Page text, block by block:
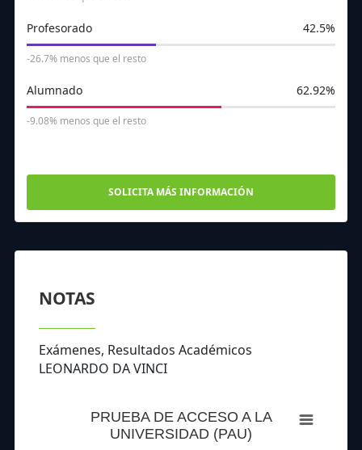
Profesorado 42.5%
-26.7% menos que el resto
Alumnado 62.92%
-9.08% menos que el resto
SOLICITA MÁS INFORMACIÓN
NOTAS
Exámenes, Resultados Académicos
LEONARDO DA VINCI
PRUEBA DE ACCESO A LA
UNIVERSIDAD (PAU)
241 544525 494283 359 290